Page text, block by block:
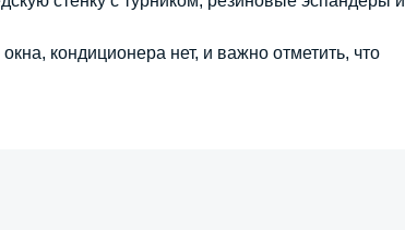
кондиционера нет, и важно отметить, что